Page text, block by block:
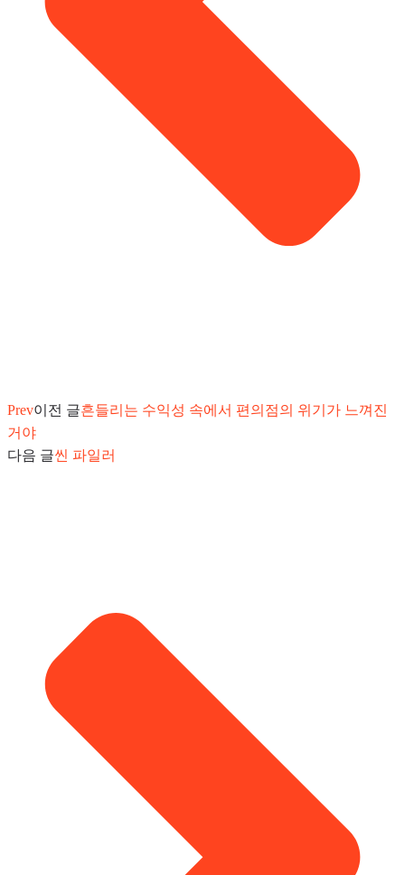
Prev이전 글흔들리는 수익성 속에서 편의점의 위기가 느껴진
거야
다음 글씬 파일러